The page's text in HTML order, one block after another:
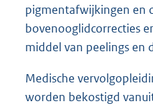
pigmentafwijkingen en
bovenooglidcorrecties
middel van peelings en
Medische
worden bekostigd